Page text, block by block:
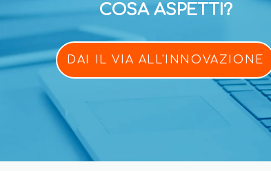
COSA ASPETTI?
DAI IL VIA ALL'INNOVAZIONE